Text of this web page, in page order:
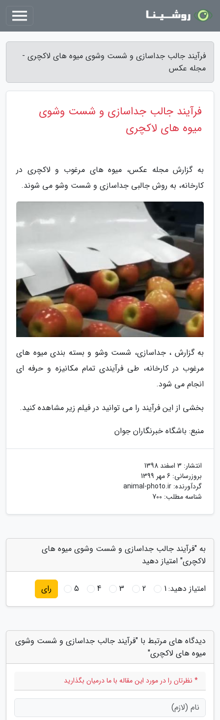
فرآیند جالب جداسازی و شست وشوی میوه های لاکچری -
مجله عکس
فرآیند جالب جداسازی و شست وشوی
میوه های لاکچری
به گزارش مجله عکس، میوه های مرغوب و لاکچری در
کارخانه، به روش جالبی جداسازی و شست وشو می شوند.
به گزارش ، جداسازی، شست وشو و بسته بندی میوه های
مرغوب در کارخانه، طی فرآیندی تمام مکانیزه و حرفه ای
انجام می شود.
بخشی از این فرآیند را می توانید در فیلم زیر مشاهده کنید.
منبع: باشگاه خبرنگاران جوان
انتشار: 3 اسفند 1398
بروزرسانی: 6 مهر 1399
گردآورنده: animal-photo.ir
شناسه مطلب: 700
به "فرآیند جالب جداسازی و شست وشوی میوه های
لاکچری" امتیاز دهید
امتیاز دهید:1
2
3
4
5 رای
دیدگاه های مرتبط با "فرآیند جالب جداسازی و شست وشوی
میوه های لاکچری"
* نظرتان را در مورد این مقاله با ما درمیان بگذارید